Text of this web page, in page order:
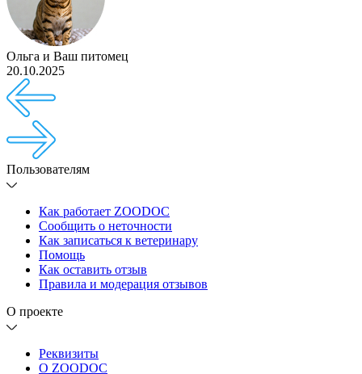
Ольга и Ваш питомец
20.10.2025
Пользователям
Как работает ZOODOC
Сообщить о неточности
Как записаться к ветеринару
Помощь
Как оставить отзыв
Правила и модерация отзывов
О проекте
Реквизиты
О ZOODOC